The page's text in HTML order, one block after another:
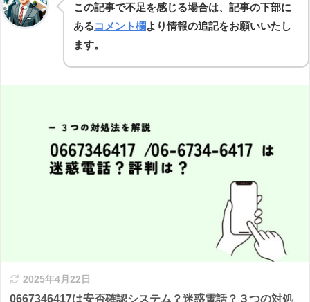
この記事で不足を感じる場合は、記事の下部に
あるコメント欄より情報の追記をお願いいたし
ます。
2025年4月22日
0667346417は安否確認システム？迷惑電話？３つの対処